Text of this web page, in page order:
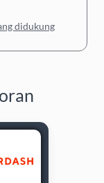
didukung